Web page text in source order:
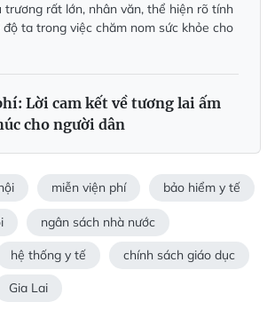
trương rất lớn, nhân văn, thể hiện rõ tính
ta trong việc chăm nom sức khỏe cho
Lời cam kết về tương lai ấm
cho người dân
miễn viện phí bảo hiểm y tế
ngân sách nhà nước
hệ thống y tế chính sách giáo dục
Gia Lai